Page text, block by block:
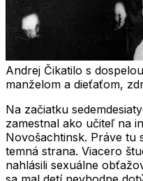
Andrej Čikatilo s
manželom a dieťaťom,
Na začiatku
zamestnal ako učiteľ na
Novošachtinsk. Práve tu
temná strana. Viacero
nahlásili sexuálne